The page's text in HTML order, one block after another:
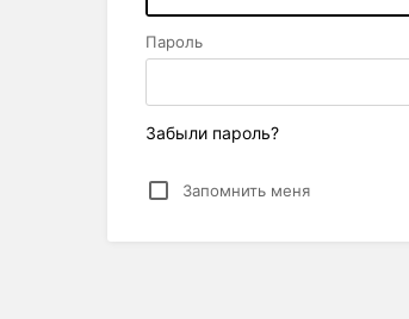
Пароль
Забыли пароль?
Запомнить меня